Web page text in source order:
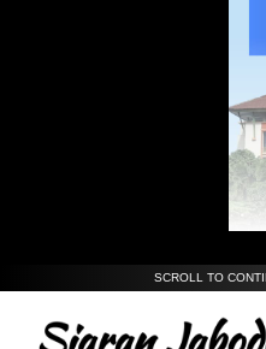
SCROLL TO